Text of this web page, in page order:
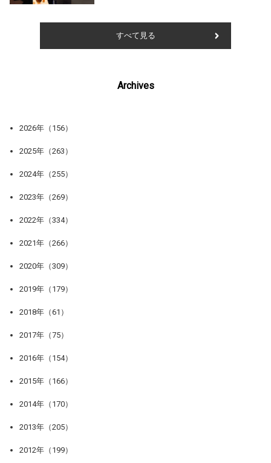
すべて見る
Archives
2026年（156）
2025年（263）
2024年（255）
2023年（269）
2022年（334）
2021年（266）
2020年（309）
2019年（179）
2018年（61）
2017年（75）
2016年（154）
2015年（166）
2014年（170）
2013年（205）
2012年（199）